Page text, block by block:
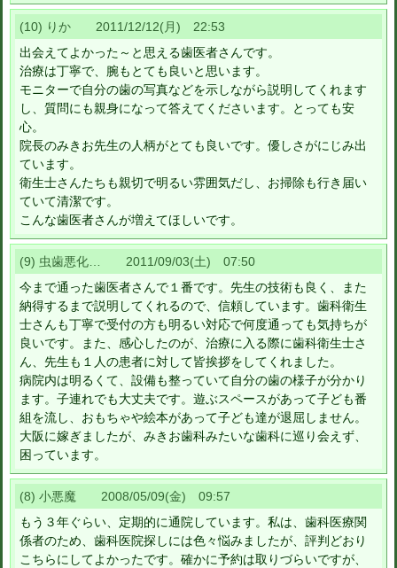
(10) りか 2011/12/12(月) 22:53
出会えてよかった～と思える歯医者さんです。
治療は丁寧で、腕もとても良いと思います。
モニターで自分の歯の写真などを示しながら説明してくれます
し、質問にも親身になって答えてくださいます。とっても安
心。
院長のみきお先生の人柄がとても良いです。優しさがにじみ出
ています。
衛生士さんたちも親切で明るい雰囲気だし、お掃除も行き届い
ていて清潔です。
こんな歯医者さんが増えてほしいです。
(9) 虫歯悪化… 2011/09/03(土) 07:50
今まで通った歯医者さんで１番です。先生の技術も良く、また
納得するまで説明してくれるので、信頼しています。歯科衛生
士さんも丁寧で受付の方も明るい対応で何度通っても気持ちが
良いです。また、感心したのが、治療に入る際に歯科衛生士さ
ん、先生も１人の患者に対して皆挨拶をしてくれました。
病院内は明るくて、設備も整っていて自分の歯の様子が分かり
ます。子連れでも大丈夫です。遊ぶスペースがあって子ども番
組を流し、おもちゃや絵本があって子ども達が退屈しません。
大阪に嫁ぎましたが、みきお歯科みたいな歯科に巡り会えず、
困っています。
(8) 小悪魔 2008/05/09(金) 09:57
もう３年ぐらい、定期的に通院しています。私は、歯科医療関
係者のため、歯科医院探しには色々悩みましたが、評判どおり
こちらにしてよかったです。確かに予約は取りづらいですが、